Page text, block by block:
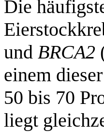
Die
und BRCA2
einem
50 bis 70
liegt